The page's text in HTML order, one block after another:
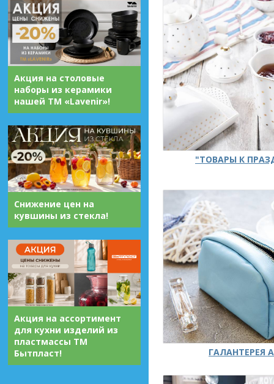
Акция на столовые
наборы из керамики
нашей ТМ «Lavenir»!
Снижение цен на
кувшины из стекла!
Акция на ассортимент
для кухни изделий из
пластмассы ТМ
Бытпласт!
"ТОВАРЫ К
ГАЛАНТЕРЕЯ